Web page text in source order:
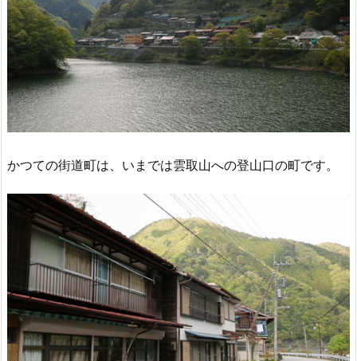
かつての街道町は、いまでは雲取山への登山口の町です。